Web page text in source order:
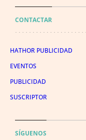
CONTACTAR
HATHOR PUBLICIDAD
EVENTOS
PUBLICIDAD
SUSCRIPTOR
SÍGUENOS